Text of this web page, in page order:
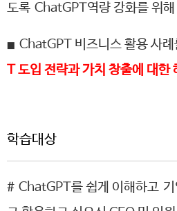
도록 ChatGPT역량 강화를 위해
ChatGPT 비즈니스 활용 사례
T 도입 전략과 가치 창출에 대한
학습대상
# ChatGPT를 쉽게 이해하고